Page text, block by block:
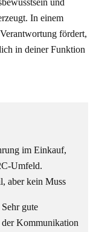
und
In einem
fördert,
in deiner Funktion
im Einkauf,
Umfeld.
aber kein Muss
gute
Kommunikation